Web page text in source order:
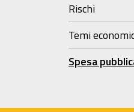
Rischi
Temi
Spesa